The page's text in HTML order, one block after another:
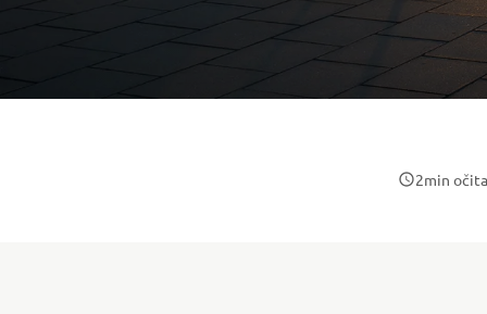
2min